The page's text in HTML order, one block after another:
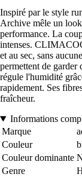
Inspiré par le style
Archive mêle un
performance. La
intenses.
et au sec, sans
permettent de
régule l'humidité
rapidement. Ses
fraîcheur.
Informations
Marque
Couleur
Couleur dominante
Genre